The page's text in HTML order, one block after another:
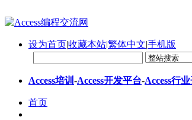
设为首页|收藏本站|繁体中文|手机版
Access培训 -Access开发平台-Access行
首页